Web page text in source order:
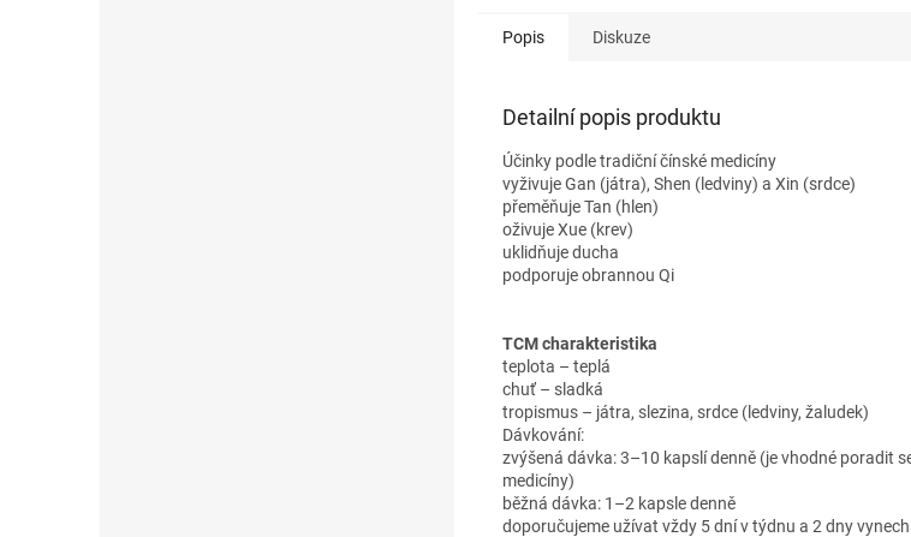
Popis Diskuze
Detailní popis produktu
Účinky podle tradiční čínské medicíny
vyživuje Gan (játra), Shen (ledviny) a Xin (srdce)
přeměňuje Tan (hlen)
oživuje Xue (krev)
uklidňuje ducha
podporuje obrannou Qi
TCM charakteristika
teplota – teplá
chuť – sladká
tropismus – játra, slezina, srdce (ledviny, žaludek)
Dávkování:
zvýšená dávka: 3–10 kapslí denně (je vhodné poradit
medicíny)
běžná dávka: 1–2 kapsle denně
doporučujeme užívat vždy 5 dní v týdnu a 2 dny